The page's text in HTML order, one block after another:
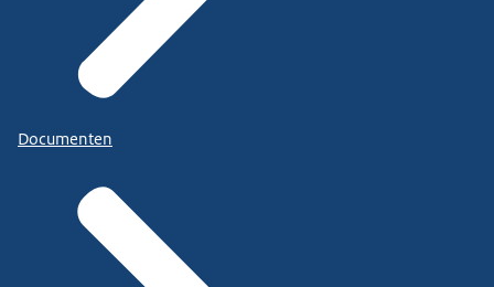
Documenten